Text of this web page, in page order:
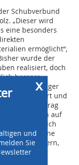
Schubverbund
„Dieser wird
eine besonders
ermöglicht“,
wurde der
realisiert, doch
bessere
zudem weniger
reduziert und
wichtiger Beitrag
Konstruktion auf
bauaufsichtlich
war eine
x
und
Sie